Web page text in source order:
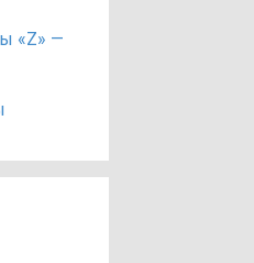
«Z» —